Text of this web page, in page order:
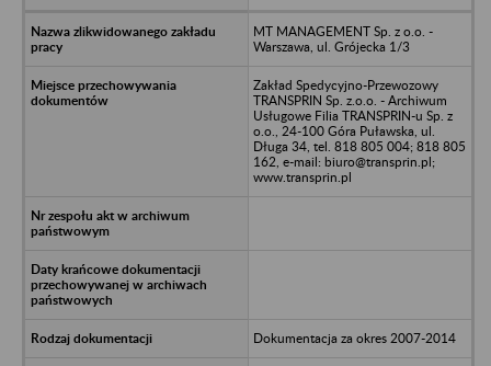
MT MANAGEMENT Sp. z o.o. -
Warszawa, ul. Grójecka 1/3
Zakład Spedycyjno-Przewozowy
TRANSPRIN Sp. z.o.o. - Archiwum
Usługowe Filia TRANSPRIN-u Sp. z
o.o., 24-100 Góra Puławska, ul.
Długa 34, tel. 818 805 004; 818 805
162, e-mail: biuro@transprin.pl;
www.transprin.pl
Dokumentacja za okres 2007-2014